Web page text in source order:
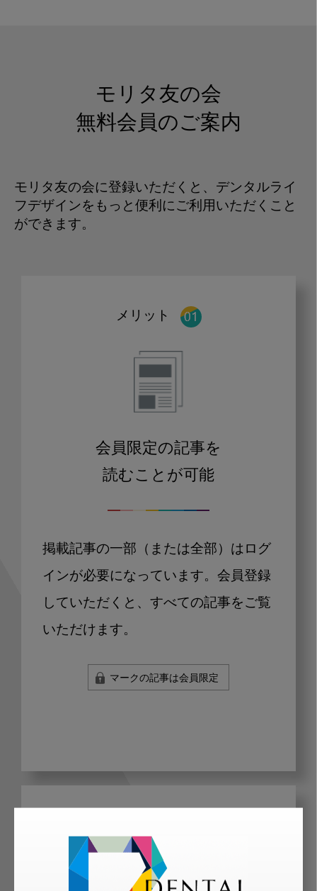
モリタ友の会
無料会員のご案内
モリタ友の会に登録いただくと、デンタルライ
フデザインをもっと便利にご利用いただくこと
ができます。
メリット
会員限定の記事を
読むことが可能
掲載記事の一部（または全部）はログ
インが必要になっています。会員登録
していただくと、すべての記事をご覧
いただけます。
マークの記事は会員限定